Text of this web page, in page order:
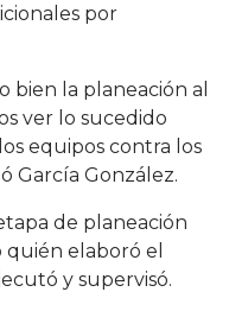
por
bien la planeación al
ver lo sucedido
equipos contra los
García González.
de planeación
elaboró el
y supervisó.